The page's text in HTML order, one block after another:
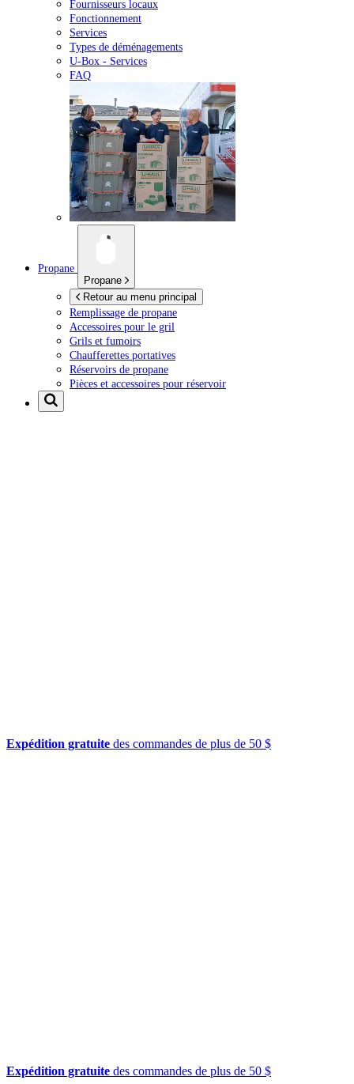
Fournisseurs locaux
Fonctionnement
Services
Types de déménagements
U-Box - Services
FAQ
Propane
Propane
Retour au menu principal
Remplissage de propane
Accessoires pour le gril
Grils et fumoirs
Chaufferettes portatives
Réservoirs de propane
Pièces et accessoires pour réservoir
Expédition gratuite des commandes de plus de 50 $
Expédition gratuite des commandes de plus de 50 $